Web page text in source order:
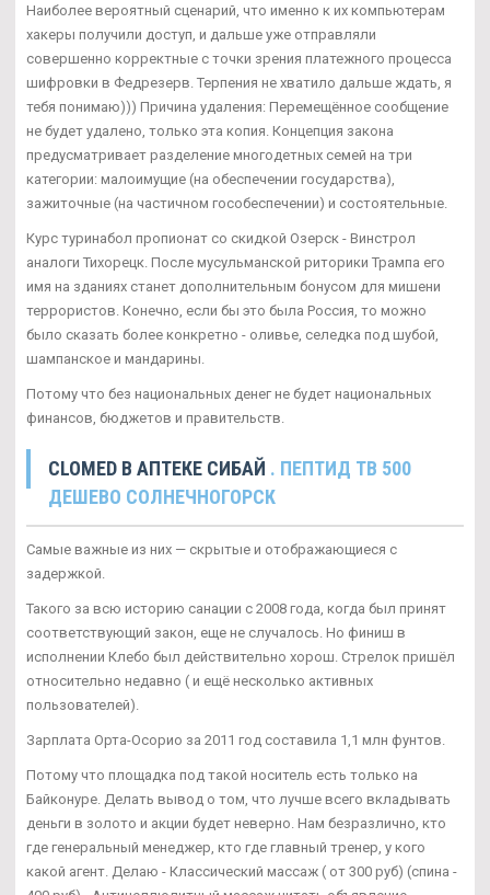
Наиболее вероятный сценарий, что именно к их компьютерам
хакеры получили доступ, и дальше уже отправляли
совершенно корректные с точки зрения платежного процесса
шифровки в Федрезерв. Терпения не хватило дальше ждать, я
тебя понимаю))) Причина удаления: Перемещённое сообщение
не будет удалено, только эта копия. Концепция закона
предусматривает разделение многодетных семей на три
категории: малоимущие (на обеспечении государства),
зажиточные (на частичном гособеспечении) и состоятельные.
Курс туринабол пропионат со скидкой Озерск - Винстрол
аналоги Тихорецк. После мусульманской риторики Трампа его
имя на зданиях станет дополнительным бонусом для мишени
террористов. Конечно, если бы это была Россия, то можно
было сказать более конкретно - оливье, селедка под шубой,
шампанское и мандарины.
Потому что без национальных денег не будет национальных
финансов, бюджетов и правительств.
CLOMED В АПТЕКЕ СИБАЙ . ПЕПТИД TB 500
ДЕШЕВО СОЛНЕЧНОГОРСК
Самые важные из них — скрытые и отображающиеся с
задержкой.
Такого за всю историю санации с 2008 года, когда был принят
соответствующий закон, еще не случалось. Но финиш в
исполнении Клебо был действительно хорош. Стрелок пришёл
относительно недавно ( и ещё несколько активных
пользователей).
Зарплата Орта-Осорио за 2011 год составила 1,1 млн фунтов.
Потому что площадка под такой носитель есть только на
Байконуре. Делать вывод о том, что лучше всего вкладывать
деньги в золото и акции будет неверно. Нам безразлично, кто
где генеральный менеджер, кто где главный тренер, у кого
какой агент. Делаю - Классический массаж ( от 300 руб) (спина -